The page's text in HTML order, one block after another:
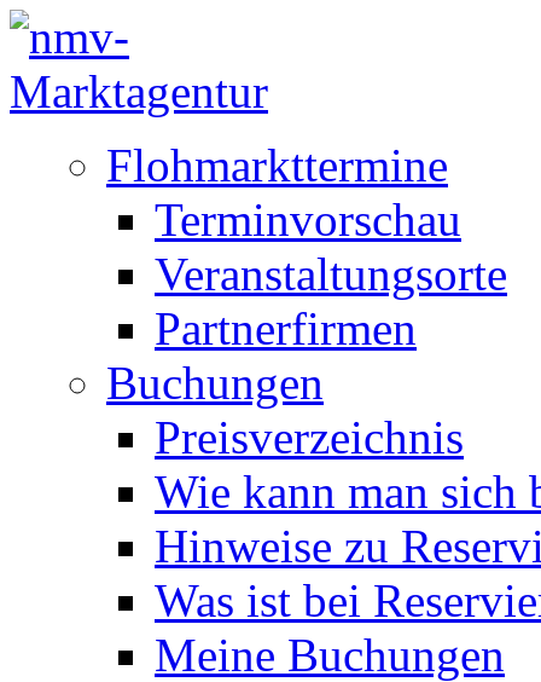
Flohmarkttermine
Terminvorschau
Veranstaltungsorte
Partnerfirmen
Buchungen
Preisverzeichnis
Wie kann man sich
Hinweise zu
Was ist bei
Meine Buchungen